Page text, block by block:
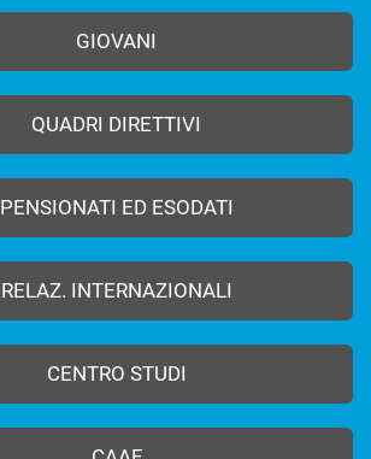
GIOVANI
QUADRI DIRETTIVI
PENSIONATI ED ESODATI
RELAZ. INTERNAZIONALI
CENTRO STUDI